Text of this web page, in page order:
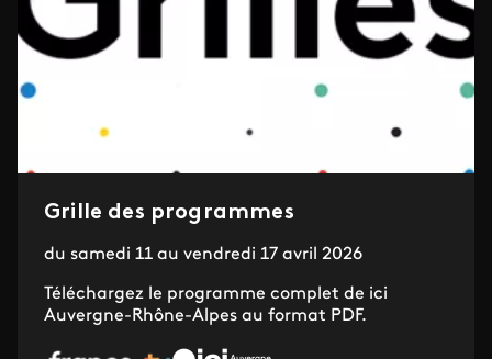
Grille des programmes
du samedi 11 au vendredi 17 avril 2026
Téléchargez le programme complet de ici
Auvergne-Rhône-Alpes au format PDF.